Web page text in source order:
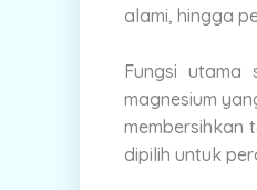
alami, hingga
Fungsi utama
magnesium
membersihkan
dipilih untuk